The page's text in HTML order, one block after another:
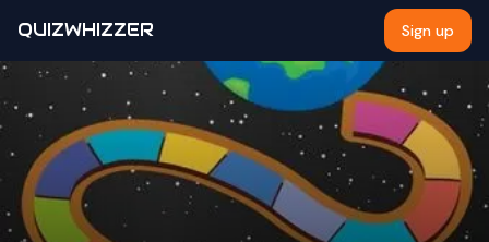
QUIZWHIZZER Sign up